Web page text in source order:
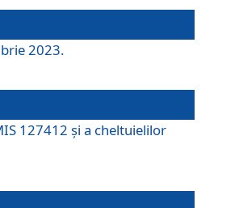
2023.
127412 și a cheltuielilor